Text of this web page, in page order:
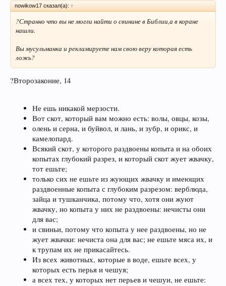
nowikow17 сказал(а): ↑
?Странно что вы не могли найти о свинине в Библии,а в коране
нашли.
Вы мусульманка и рекламируете нам свою веру которая есть
ложь?
?Второзаконие, 14
Не ешь никакой мерзости.
Вот скот, который вам можно есть: волы, овцы, козы,
олень и серна, и буйвол, и лань, и зубр, и орикс, и
камелопард.
Всякий скот, у которого раздвоены копыта и на обоих
копытах глубокий разрез, и который скот жует жвачку,
тот ешьте;
только сих не ешьте из жующих жвачку и имеющих
раздвоенные копыта с глубоким разрезом: верблюда,
зайца и тушканчика, потому что, хотя они жуют
жвачку, но копыта у них не раздвоены: нечисты они
для вас;
и свиньи, потому что копыта у нее раздвоены, но не
жует жвачки: нечиста она для вас; не ешьте мяса их, и
к трупам их не прикасайтесь.
Из всех животных, которые в воде, ешьте всех, у
которых есть перья и чешуя;
а всех тех, у которых нет перьев и чешуи, не ешьте: